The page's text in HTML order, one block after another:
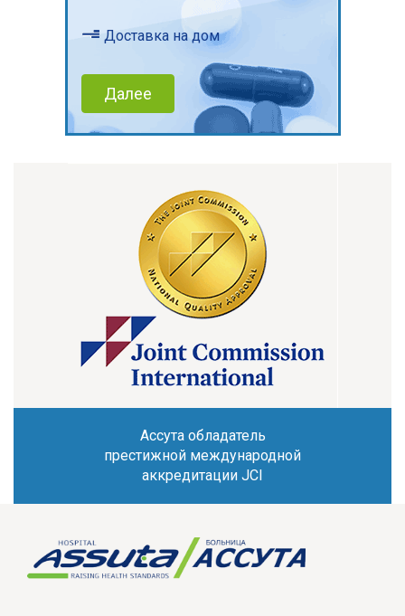
Доставка на дом
Далее
Ассута обладатель
престижной международной
аккредитации JCI